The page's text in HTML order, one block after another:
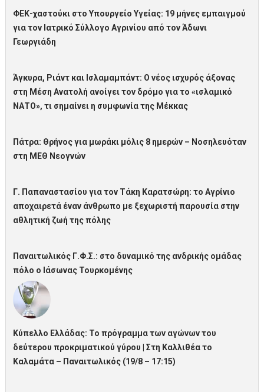
ΦΕΚ-χαστούκι στο Υπουργείο Υγείας: 19 μήνες εμπαιγμού
για τον Ιατρικό Σύλλογο Αγρινίου από τον Άδωνι
Γεωργιάδη
Άγκυρα, Ριάντ και Ισλαμαμπάντ: Ο νέος ισχυρός άξονας
στη Μέση Ανατολή ανοίγει τον δρόμο για το «ισλαμικό
ΝΑΤΟ», τι σημαίνει η συμφωνία της Μέκκας
Πάτρα: Θρήνος για μωράκι μόλις 8 ημερών – Νοσηλευόταν
στη ΜΕΘ Νεογνών
Γ. Παπαναστασίου για τον Τάκη Καρατσώρη: το Αγρίνιο
αποχαιρετά έναν άνθρωπο με ξεχωριστή παρουσία στην
αθλητική ζωή της πόλης
Παναιτωλικός Γ.Φ.Σ.: στο δυναμικό της ανδρικής ομάδας
πόλο ο Ιάσωνας Τουρκομένης
Κύπελλο Ελλάδας: Το πρόγραμμα των αγώνων του
δεύτερου προκριματικού γύρου | Στη Καλλιθέα το
Καλαμάτα – Παναιτωλικός (19/8 – 17:15)